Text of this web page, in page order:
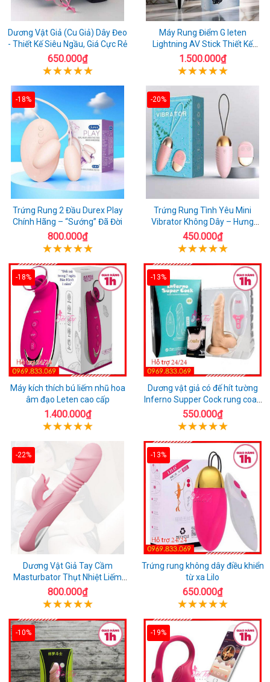
Dương Vật Giả (Cu Giả) Dây Đeo
- Thiết Kế Siêu Ngầu, Giá Cực Rẻ
650.000₫
Máy Rung Điểm G leten
Lightning AV Stick Thiết Kế
Thông Minh
1.500.000₫
-18%
Trứng Rung 2 Đầu Durex Play
Chính Hãng – “Sướng” Đã Đời
800.000₫
-20%
Trứng Rung Tình Yêu Mini
Vibrator Không Dây – Hưng
Phấn Mọi Nơi
450.000₫
-18%
Máy kích thích bú liếm nhũ hoa
âm đạo Leten cao cấp
1.400.000₫
-13%
Dương vật giả có đế hít tường
Inferno Supper Cock rung coay
7 chế độ
550.000₫
-22%
Dương Vật Giả Tay Cầm
Masturbator Thụt Nhiệt Liếm
Rung
800.000₫
-13%
Trứng rung không dây điều khiển
từ xa Lilo
650.000₫
-10% -19%